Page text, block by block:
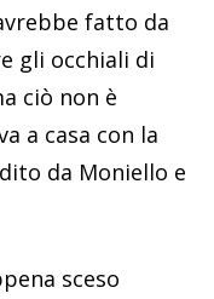
fatto da
gli occhiali di
ciò non è
a casa con la
da Moniello e
sceso